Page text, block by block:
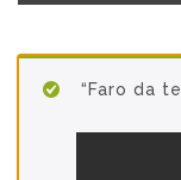
“Faro da